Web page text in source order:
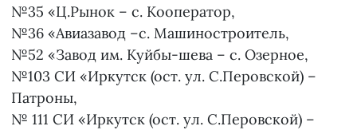
№35 «Ц.Рынок – с. Кооператор,
№36 «Авиазавод –с. Машиностроитель,
№52 «Завод им. Куйбы-шева – с. Озерное,
№103 СИ «Иркутск (ост. ул. С.Перовской) –
Патроны,
№ 111 СИ «Иркутск (ост. ул. С.Перовской) –